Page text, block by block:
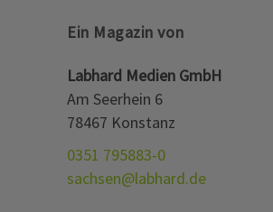
Ein Magazin von
Labhard Medien GmbH
Am Seerhein 6
78467 Konstanz
0351 795883-0
sachsen@labhard.de